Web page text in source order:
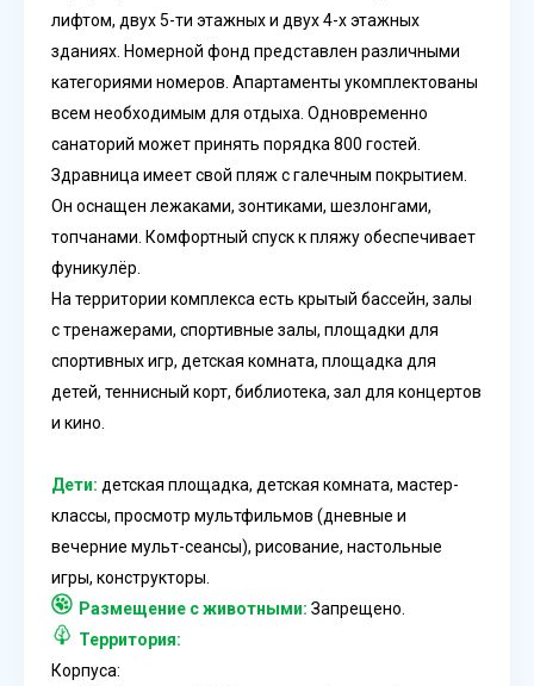
лифтом, двух 5-ти этажных и двух 4-х этажных
зданиях. Номерной фонд представлен различными
категориями номеров. Апартаменты укомплектованы
всем необходимым для отдыха. Одновременно
санаторий может принять порядка 800 гостей.
Здравница имеет свой пляж с галечным покрытием.
Он оснащен лежаками, зонтиками, шезлонгами,
топчанами. Комфортный спуск к пляжу обеспечивает
фуникулёр.
На территории комплекса есть крытый бассейн, залы
с тренажерами, спортивные залы, площадки для
спортивных игр, детская комната, площадка для
детей, теннисный корт, библиотека, зал для концертов
и кино.
Дети: детская площадка, детская комната, мастер-
классы, просмотр мультфильмов (дневные и
вечерние мульт-сеансы), рисование, настольные
игры, конструкторы.
Размещение с животными: Запрещено.
Территория:
Корпуса: